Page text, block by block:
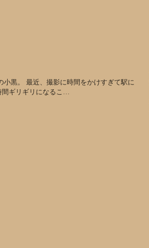
小黒。 最近、撮影に時間をかけすぎて駅に
ギリギリになるこ…